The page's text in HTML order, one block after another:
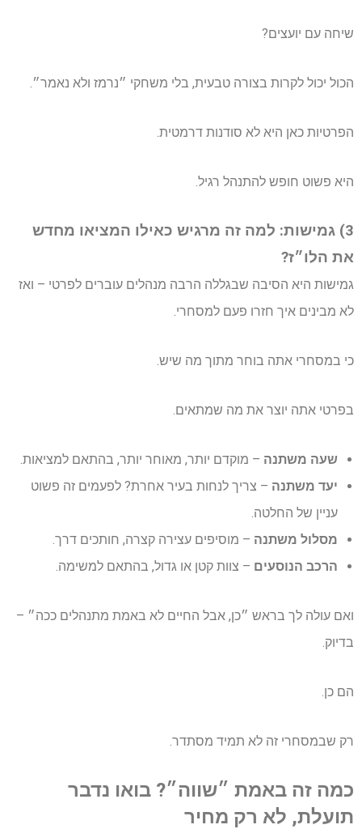
שיחה עם יועצים?
הכול יכול לקרות בצורה טבעית, בלי משחקי ״נרמז ולא נאמר״.
הפרטיות כאן היא לא סודנות דרמטית.
היא פשוט חופש להתנהל רגיל.
3) גמישות: למה זה מרגיש כאילו המציאו מחדש
את הלו״ז?
גמישות היא הסיבה שבגללה הרבה מנהלים עוברים לפרטי – ואז
לא מבינים איך חזרו פעם למסחרי.
כי במסחרי אתה בוחר מתוך מה שיש.
בפרטי אתה יוצר את מה שמתאים.
שעה משתנה – מוקדם יותר, מאוחר יותר, בהתאם למציאות.
יעד משתנה – צריך לנחות בעיר אחרת? לפעמים זה פשוט
עניין של החלטה.
מסלול משתנה – מוסיפים עצירה קצרה, חותכים דרך.
הרכב הנוסעים – צוות קטן או גדול, בהתאם למשימה.
ואם עולה לך בראש ״כן, אבל החיים לא באמת מתנהלים ככה״ –
בדיוק.
הם כן.
רק שבמסחרי זה לא תמיד מסתדר.
כמה זה באמת ״שווה״? בואו נדבר
תועלת, לא רק מחיר